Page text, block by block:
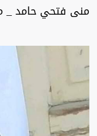
منى فتحي حامد _